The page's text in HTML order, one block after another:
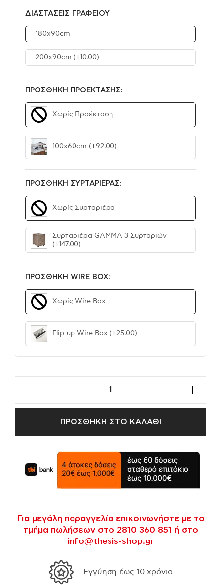
ΔΙΑΣΤΑΣΕΙΣ ΓΡΑΦΕΙΟΥ:
180x90cm
200x90cm (+10.00)
ΠΡΟΣΘΗΚΗ ΠΡΟΕΚΤΑΣΗΣ:
Χωρίς Προέκταση
100x60cm (+92.00)
ΠΡΟΣΘΗΚΗ ΣΥΡΤΑΡΙΕΡΑΣ:
Χωρίς Συρταριέρα
Συρταριέρα GAMMA 3 Συρταριών
(+147.00)
ΠΡΟΣΘΗΚΗ WIRE BOX:
Χωρίς Wire Box
Flip-up Wire Box (+25.00)
ΠΡΟΣΘΗΚΗ ΣΤΟ ΚΑΛΑΘΙ
Για μεγάλη παραγγελία επικοινωνήστε με το
τμήμα πωλήσεων στο 2810 360 851 ή στο
info@thesis-shop.gr
35 χρόνια ειδικοί στην εργονομία